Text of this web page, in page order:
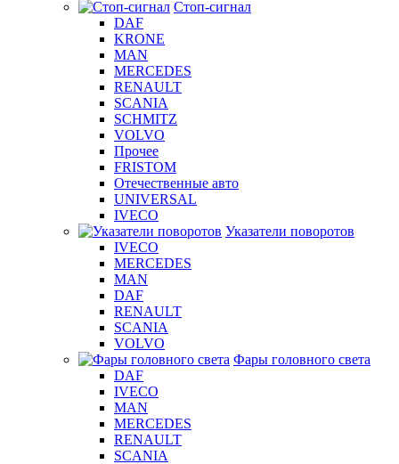
Стоп-сигнал
DAF
KRONE
MAN
MERCEDES
RENAULT
SCANIA
SCHMITZ
VOLVO
Прочее
FRISTOM
Отечественные авто
UNIVERSAL
IVECO
Указатели поворотов
IVECO
MERCEDES
MAN
DAF
RENAULT
SCANIA
VOLVO
Фары головного света
DAF
IVECO
MAN
MERCEDES
RENAULT
SCANIA